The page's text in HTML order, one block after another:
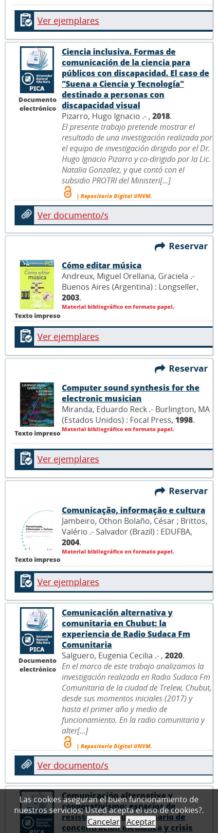
Ver ejemplares
Documento
electrónico
Ciencia inclusiva. Formas de
comunicación de la ciencia para
públicos con discapacidad. El caso de
"Suena a Ciencia y Tecnología"
destinado a personas con
discapacidad visual
Pizarro, Hugo Ignacio .- , 2018.
El presente trabajo pretende mostrar el
resultado de una investigación realizada por
el equipo de investigación dirigido por el Dr.
Hugo Ignacio Pizarro y co-dirigido por la Lic.
Natalia Gonzalez, y que contó con el
subsidio PROTRI del Ministeri[...]
| Repositorio Digital UNVM.
Ver documento/s
Reservar
Texto impreso
Cómo editar música
Andreux, Miguel Orellana, Graciela .-
Buenos Aires (Argentina) : Longseller,
2003.
Material bibliográfico en formato papel.
Ver ejemplares
Reservar
Texto impreso
Computer sound synthesis for the
electronic musician
Miranda, Eduardo Reck .- Burlington, MA
(Estados Unidos) : Focal Press, 1998.
Material bibliográfico en formato papel.
Ver ejemplares
Reservar
Texto impreso
Comunicação, informação e cultura
Jambeiro, Othon Bolaño, César ; Brittos,
Valério .- Salvador (Brazil) : EDUFBA,
2004.
Material bibliográfico en formato papel.
Ver ejemplares
Documento
electrónico
Comunicación alternativa y
comunitaria en Chubut: la
experiencia de Radio Sudaca Fm
Comunitaria
Salguero, Eugenia Cecilia .- , 2020.
En el marco de este trabajo analizamos la
investigación realizada en Radio Sudaca Fm
Comunitaria de la ciudad de Trelew, Chubut,
desde sus momentos iniciales (2017) y
hasta el primer año y medio de
funcionamiento. En la radio comunitaria y
alter[...]
| Repositorio Digital UNVM.
Ver documento/s
Comunicación alternativa y
cooperativismo: espacios de
resistencia en un escenario de
concentración mediática y crisis
Las cookies aseguran el buen funcionamiento de
nuestros servicios; Usted acepta el uso de cookies?.
Cancelar
Aceptar